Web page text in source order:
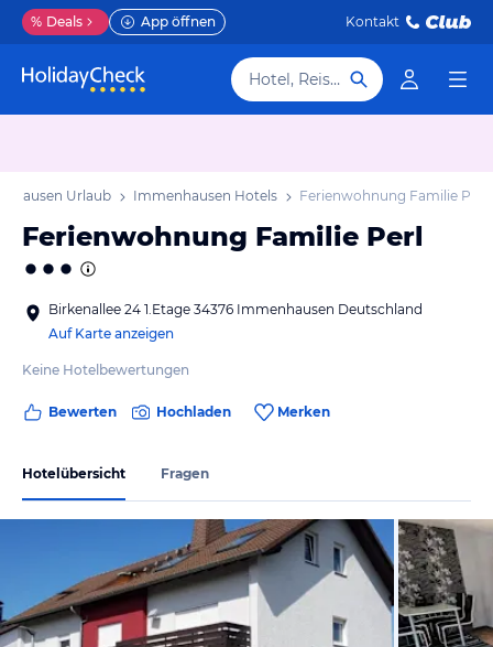
% Deals App öffnen Kontakt
Hotel, Reiseziel
Urlaub Immenhausen Hotels Ferienwohnung Familie Perl
Ferienwohnung Familie Perl
Birkenallee 24 1.Etage 34376 Immenhausen Deutschland
Auf Karte anzeigen
Keine Hotelbewertungen
Bewerten Hochladen Merken
Hotelübersicht Fragen